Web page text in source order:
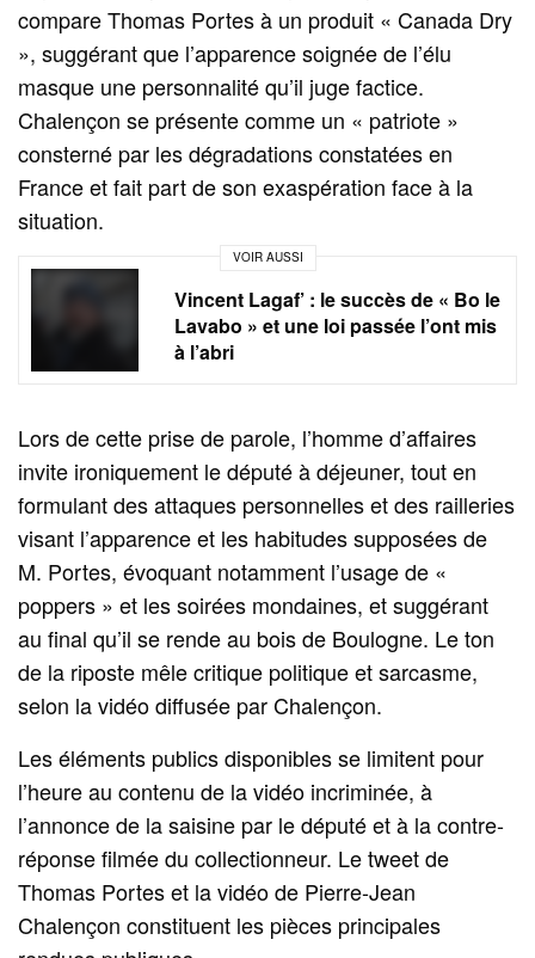
compare Thomas Portes à un produit « Canada Dry
», suggérant que l’apparence soignée de l’élu
masque une personnalité qu’il juge factice.
Chalençon se présente comme un « patriote »
consterné par les dégradations constatées en
France et fait part de son exaspération face à la
situation.
VOIR AUSSI
Vincent Lagaf’ : le succès de « Bo le
Lavabo » et une loi passée l’ont mis
à l’abri
Lors de cette prise de parole, l’homme d’affaires
invite ironiquement le député à déjeuner, tout en
formulant des attaques personnelles et des railleries
visant l’apparence et les habitudes supposées de
M. Portes, évoquant notamment l’usage de «
poppers » et les soirées mondaines, et suggérant
au final qu’il se rende au bois de Boulogne. Le ton
de la riposte mêle critique politique et sarcasme,
selon la vidéo diffusée par Chalençon.
Les éléments publics disponibles se limitent pour
l’heure au contenu de la vidéo incriminée, à
l’annonce de la saisine par le député et à la contre-
réponse filmée du collectionneur. Le tweet de
Thomas Portes et la vidéo de Pierre-Jean
Chalençon constituent les pièces principales